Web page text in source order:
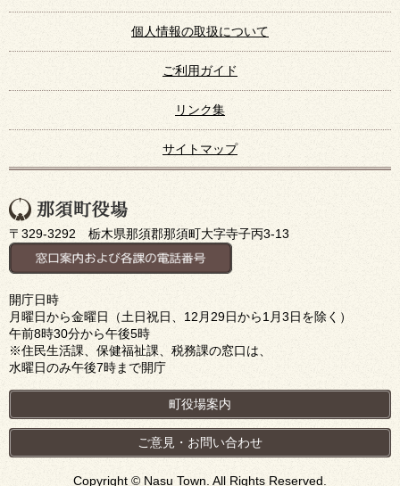
個人情報の取扱について
ご利用ガイド
リンク集
サイトマップ
〒329-3292 栃木県那須郡那須町大字寺子丙3-13
開庁日時
月曜日から金曜日（土日祝日、12月29日から1月3日を除く）
午前8時30分から午後5時
※住民生活課、保健福祉課、税務課の窓口は、
水曜日のみ午後7時まで開庁
町役場案内
ご意見・お問い合わせ
Copyright © Nasu Town. All Rights Reserved.